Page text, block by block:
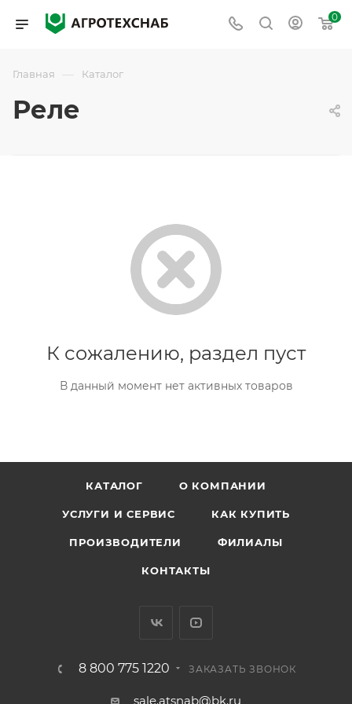
0
Главная — Каталог
Реле
К сожалению, раздел пуст
В данный момент нет активных товаров
КАТАЛОГ О КОМПАНИИ
УСЛУГИ И СЕРВИС КАК КУПИТЬ
ПРОИЗВОДИТЕЛИ ФИЛИАЛЫ
КОНТАКТЫ
8 800 775 1220 ЗАКАЗАТЬ ЗВОНОК
sale.atsnab@bk.ru